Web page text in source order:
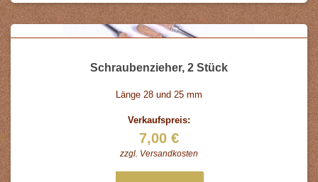
Schraubenzieher, 2 Stück
Länge 28 und 25 mm
Verkaufspreis:
7,00 €
zzgl. Versandkosten